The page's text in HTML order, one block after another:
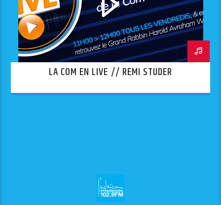
LA COM EN LIVE // RÉMI STUDER